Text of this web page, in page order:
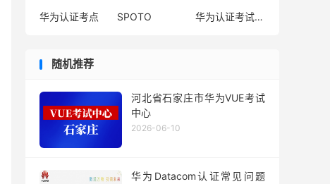
华为认证考点
SPOTO 华为认证考试费用
随机推荐
河北省石家庄市华为VUE考试
中心
2026-06-10
华为Datacom认证常见问题